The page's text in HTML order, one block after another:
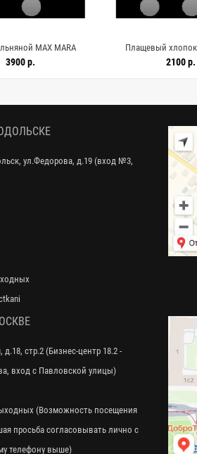
MAX MARA
орнамент DJ
3900 р.
Плащевый хлопок
мембране2100 р.
ул.Федорова, д.19 (вход №3,
стр.2 (Бизнес-центр 18.2 -
вход с Павловской улицы)
(Возможность посещения
просьба согласовывать лично с
телефону выше)